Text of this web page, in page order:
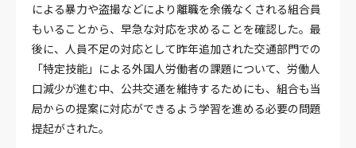
による暴力や盗撮などにより離職を余儀なくされる組合員
もいることから、早急な対応を求めることを確認した。最
後に、人員不足の対応として昨年追加された交通部門での
「特定技能」による外国人労働者の課題について、労働人
口減少が進む中、公共交通を維持するためにも、組合も当
局からの提案に対応ができるよう学習を進める必要の問題
提起がされた。